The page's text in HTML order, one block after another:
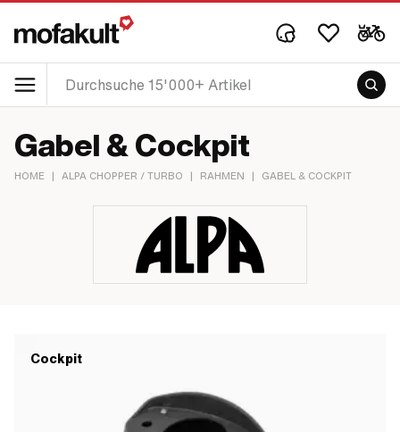
Gabel & Cockpit
HOME | ALPA CHOPPER / TURBO | RAHMEN | GABEL & COCKPIT
Cockpit